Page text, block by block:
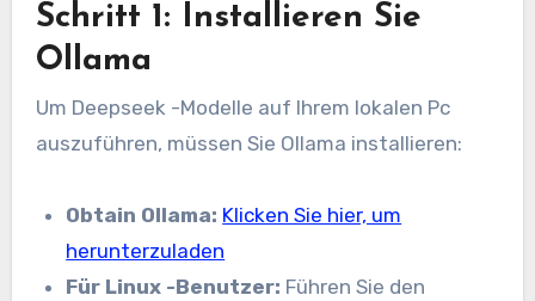
Schritt 1: Installieren Sie
Ollama
Um Deepseek -Modelle auf Ihrem lokalen Pc
auszuführen, müssen Sie Ollama installieren:
Obtain Ollama: Klicken Sie hier, um
herunterzuladen
Für Linux -Benutzer: Führen Sie den